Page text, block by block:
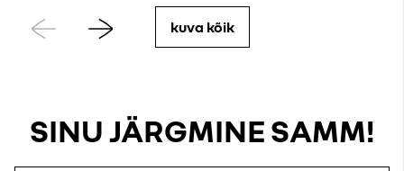
EelmineJärgmine
kuva kõik
SINU JÄRGMINE SAMM!